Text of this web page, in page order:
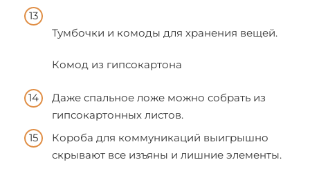
Тумбочки и комоды для хранения вещей.
Комод из гипсокартона
Даже спальное ложе можно собрать из
гипсокартонных листов.
Короба для коммуникаций выигрышно
скрывают все изъяны и лишние элементы.